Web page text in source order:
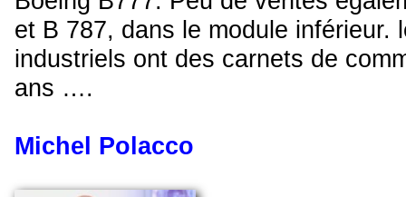
et B 787, dans le module inférieur.
industriels ont des carnets de
ans ….
Michel Polacco